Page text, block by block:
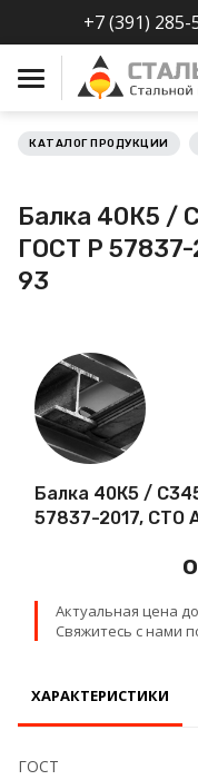
+7 (391) 285-
Металлопрокат
нержавеющий
Металлопрокат
калиброванный
Профлист
Проволока
КАТАЛОГ ПРОДУКЦИИ
Балка 40К5 /
ГОСТ Р
93
Балка 40К5 /
57837-2017, СТО
Актуальная цена
Свяжитесь с нами
ХАРАКТЕРИСТИКИ
ГОСТ